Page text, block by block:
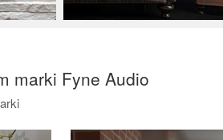
marki Fyne Audio